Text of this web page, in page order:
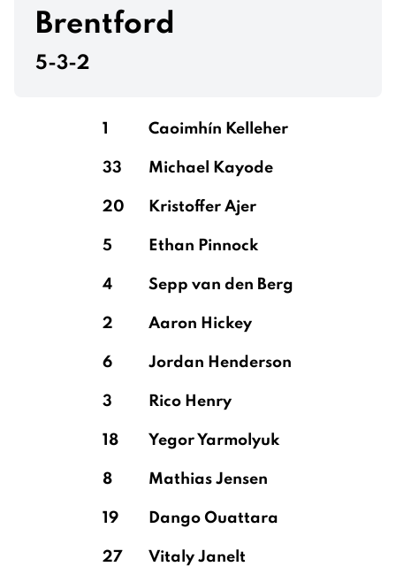
Hincapié Reyna
Brentford
5-3-2
1 Caoimhín Kelleher
33 Michael Kayode
20 Kristoffer Ajer
5 Ethan Pinnock
4 Sepp van den Berg
2 Aaron Hickey
6 Jordan Henderson
3 Rico Henry
18 Yegor Yarmolyuk
8 Mathias Jensen
19 Dango Ouattara
27 Vitaly Janelt